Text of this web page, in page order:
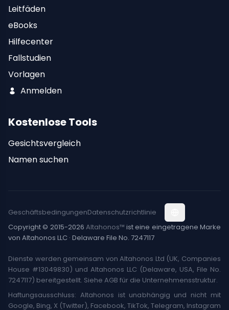
Leitfäden
eBooks
Hilfecenter
Fallstudien
Vorlagen
Anmelden
Kostenlose Tools
Gesichtsvergleich
Namen suchen
Copyright © 2015-2026 Altahonos™ ist eine eingetragene Marke
von Altahonos LLC · Delaware File No. 7247117
GeschäftsbedingungenDatenschutzrichtlinie
Dienste werden gemeinsam von Altahonos Ltd (UK, Companies
House #13049830) und Altahonos LLC (Delaware, USA, File No.
7247117) bereitgestellt. Siehe AGB für die Unternehmensstruktur.
Haftungsausschluss: Altahonos ist unabhängig und nicht mit
Google, Bing, X (Twitter), Facebook, TikTok, Telegram, Instagram